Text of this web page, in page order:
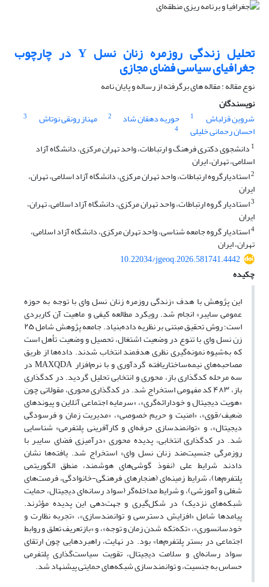
تحلیل زندگی روزمره زنان نسل Y در چارچوب
جغرافیای سیاسی فضای مجازی
نوع مقاله : مقاله های برگرفته از رساله و پایان نامه
نویسندگان
شروین قزلباش
1 حوریه دهقان شاد 2 مهناز رونقی نوتاش 3
احسان رحمانی خلیلی
4
1 دانشجوی دکتری فرهنگ و ارتباطات، واحد تهران مرکزی، دانشگاه آزاد
اسلامی، تهران، ایران
2استادیارگروه ارتباطات، واحد تهران مرکزی، دانشگاه آزاد اسلامی، تهران،
ایران
3استادیار گروه ارتباطات، واحد تهران مرکزی، دانشگاه آزاد اسلامی، تهران،
ایران
4استادیار گروه جامعه شناسی، واحد تهران مرکزی، دانشگاه آزاد اسلامی،
تهران، ایران
10.22034/jgeoq.2026.581741.4442
چکیده
این پژوهش با هدف «زندگی روزمره زنان نسل وای با توجه به حوزه
عمومی سایبر» انجام شد. رویکرد مطالعه کیفی و ماهیت آن کاربردی
است؛ روش تحقیق مبتنی بر نظریه داده‌بنیاد. جامعه پژوهش شامل ۲۵
زن نسل وای با تنوع در وضعیت اشتغال، تحصیل و وضعیت تأهل است
که به‌شیوه نمونه‌گیری نظری هدفمند انتخاب شدند. داده‌ها از طریق
مصاحبه‌های نیمه‌ساختاریافته گردآوری و با نرم‌افزار MAXQDA در
سه مرحله کدگذاری باز، محوری و انتخابی تحلیل گردید. در کدگذاری
باز، ۴۸۳ کد مفهومی استخراج شد. در کدگذاری محوری، مقولاتی چون
«هویت دیجیتال و خودارائه‌گری»، «سرمایه اجتماعی آنلاین و پیوندهای
ضعیف/قوی»، «امنیت و حریم خصوصی»، «مدیریت زمان و فرسودگی
دیجیتال»، و «توانمندسازی حرفه‌ای و کارآفرینی پلتفرمی» شناسایی
شد. در کدگذاری انتخابی، پدیده محوری «درآمیزی فضای سایبر با
روزمرگی جنسیت‌مند زنان نسل وای» استخراج شد. یافته‌ها نشان
دادند شرایط علی (نفوذ گوشی‌های هوشمند، منطق الگوریتمی
پلتفرم‌ها)، شرایط زمینه‌ای (هنجارهای فرهنگی-خانوادگی، فرصت‌های
شغلی و آموزشی)، و شرایط مداخله‌گر (سواد رسانه‌ای دیجیتال، حمایت
شبکه‌های نزدیک) در شکل‌گیری و جهت‌دهی این پدیده مؤثرند.
پیامدها شامل «افزایش دسترسی و توانمندسازی»، «تجربه نظارت و
خودسانسوری»، «تکه‌تکه شدن زمان و توجه»، و «بازتعریف تعلق و روابط
اجتماعی در بستر پلتفرم‌ها» بود. در نهایت، راهبردهایی چون ارتقای
سواد رسانه‌ای و سلامت دیجیتال، تقویت سیاست‌گذاری پلتفرمی
حساس به جنسیت، و توانمندسازی شبکه‌های حمایتی پیشنهاد شد.